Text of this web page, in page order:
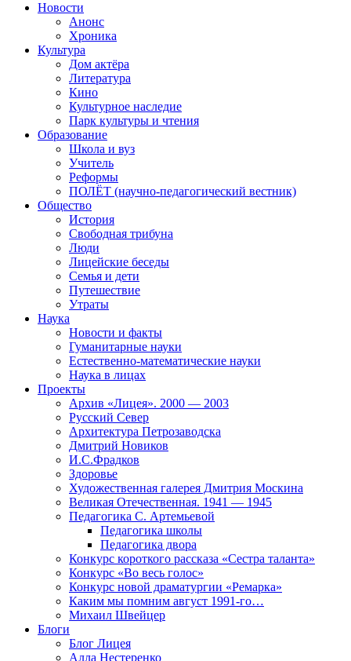
Новости
Анонс
Хроника
Культура
Дом актёра
Литература
Кино
Культурное наследие
Парк культуры и чтения
Образование
Школа и вуз
Учитель
Реформы
ПОЛЁТ (научно-педагогический вестник)
Общество
История
Свободная трибуна
Люди
Лицейские беседы
Семья и дети
Путешествие
Утраты
Наука
Новости и факты
Гуманитарные науки
Естественно-математические науки
Наука в лицах
Проекты
Архив «Лицея». 2000 — 2003
Русский Север
Архитектура Петрозаводска
Дмитрий Новиков
И.С.Фрадков
Здоровье
Художественная галерея Дмитрия Москина
Великая Отечественная. 1941 — 1945
Педагогика С. Артемьевой
Педагогика школы
Педагогика двора
Конкурс короткого рассказа «Сестра таланта»
Конкурс «Во весь голос»
Конкурс новой драматургии «Ремарка»
Каким мы помним август 1991-го…
Михаил Швейцер
Блоги
Блог Лицея
Алла Нестеренко